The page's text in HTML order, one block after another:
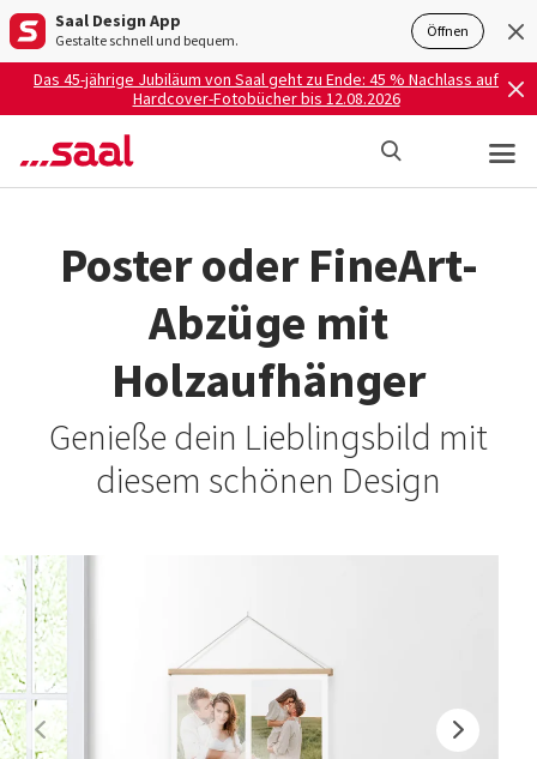
Saal Design App
Gestalte schnell und bequem. Öffnen
Das 45-jährige Jubiläum von Saal geht zu Ende: 45 % Nachlass auf
Hardcover-Fotobücher bis 12.08.2026
Poster oder FineArt-
Abzüge mit
Holzaufhänger
Genieße dein Lieblingsbild mit
diesem schönen Design